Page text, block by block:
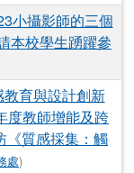
小攝影師的三個
本校學生踴躍參
教育與設計創新
度教師增能及跨
質感採集：觸
處)